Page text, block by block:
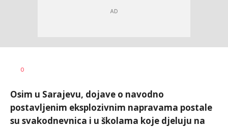
AUTOR
0
Osim u Sarajevu, dojave o navodno
postavljenim eksplozivnim napravama postale
su svakodnevnica i u školama koje djeluju na